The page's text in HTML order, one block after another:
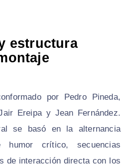
estructura
por Pedro Pineda,
Ereipa y Jean Fernández.
se basó en la alternancia
humor crítico, secuencias
de interacción directa con los